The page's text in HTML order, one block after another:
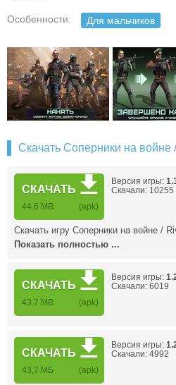
Особенности: Для мальчиков
Скачать Соперники на войне
СКАЧАТЬ
44.6 MB (apk)
Версия игры:
Скачали: 10255
Скачать игру Соперники на войне /
Показать полностью ...
СКАЧАТЬ
43.7 MB (apk)
Версия игры:
Скачали: 6019
СКАЧАТЬ
43,7 MБ (apk)
Версия игры:
Скачали: 4992